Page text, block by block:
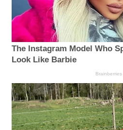
The Instagram Model Who
Look Like Barbie
Brainberries